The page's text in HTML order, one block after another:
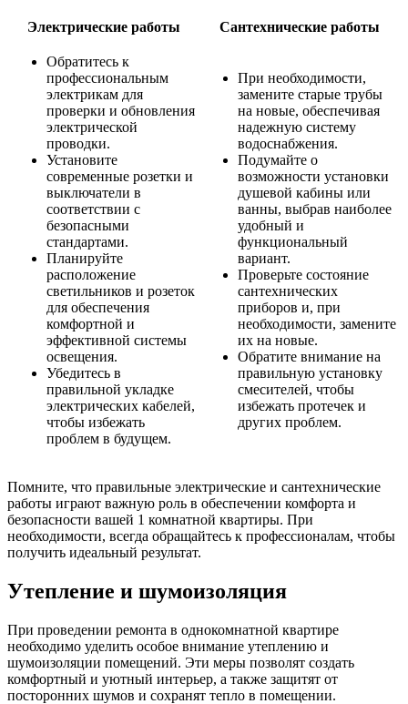
Электрические работы Сантехнические работы
Обратитесь к
профессиональным
электрикам для
проверки и обновления
электрической
проводки.
Установите
современные розетки и
выключатели в
соответствии с
безопасными
стандартами.
Планируйте
расположение
светильников и розеток
для обеспечения
комфортной и
эффективной системы
освещения.
Убедитесь в
правильной укладке
электрических кабелей,
чтобы избежать
проблем в будущем.
При необходимости,
замените старые трубы
на новые, обеспечивая
надежную систему
водоснабжения.
Подумайте о
возможности установки
душевой кабины или
ванны, выбрав наиболее
удобный и
функциональный
вариант.
Проверьте состояние
сантехнических
приборов и, при
необходимости, замените
их на новые.
Обратите внимание на
правильную установку
смесителей, чтобы
избежать протечек и
других проблем.
Помните, что правильные электрические и сантехнические
работы играют важную роль в обеспечении комфорта и
безопасности вашей 1 комнатной квартиры. При
необходимости, всегда обращайтесь к профессионалам, чтобы
получить идеальный результат.
Утепление и шумоизоляция
При проведении ремонта в однокомнатной квартире
необходимо уделить особое внимание утеплению и
шумоизоляции помещений. Эти меры позволят создать
комфортный и уютный интерьер, а также защитят от
посторонних шумов и сохранят тепло в помещении.